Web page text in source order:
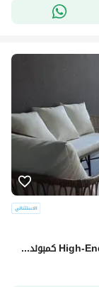
خصم 35% شقه + حديقه جاهزه للاستلام تشطيب High-End كمبوند مايان - Mayan اميز Destination في الشروق وعلي طريق السويس امام مدينتي بجوار حسن علام و وصالخ